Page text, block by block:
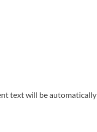
text will be automatically